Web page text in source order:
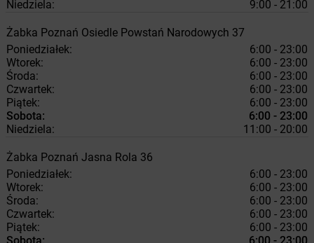
Niedziela: 9:00 - 21:00
Żabka Poznań Osiedle Powstań Narodowych 37
Poniedziałek:
6:00 - 23:00
Wtorek:
6:00 - 23:00
Środa:
6:00 - 23:00
Czwartek:
6:00 - 23:00
Piątek:
6:00 - 23:00
Sobota:
6:00 - 23:00
Niedziela:
11:00 - 20:00
Żabka Poznań Jasna Rola 36
Poniedziałek:
6:00 - 23:00
Wtorek:
6:00 - 23:00
Środa:
6:00 - 23:00
Czwartek:
6:00 - 23:00
Piątek:
6:00 - 23:00